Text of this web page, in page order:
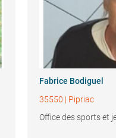
Fabrice Bodiguel
35550 | Pipriac
Office des sports et